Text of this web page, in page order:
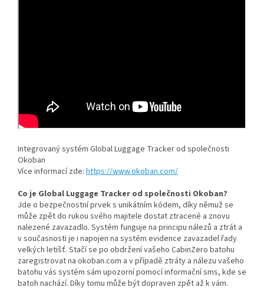
Integrovaný systém Global Luggage Tracker od společnosti
Okoban
Více informací zde: https://www.okoban.com/
Co je Global Luggage Tracker od společnosti Okoban?
Jde o bezpečnostní prvek s unikátním kódem, díky němuž se
může zpět do rukou svého majitele dostat ztracené a znovu
nalezené zavazadlo. Systém funguje na principu nálezů a ztrát a
v současnosti je i napojen na systém evidence zavazadel řady
velkých letišť. Stačí se po obdržení vašeho CabinZero batohu
zaregistrovat na okoban.com a v případě ztráty a nálezu vašeho
batohu vás systém sám upozorní pomocí informační sms, kde se
batoh nachází. Díky tomu může být dopraven zpět až k vám.